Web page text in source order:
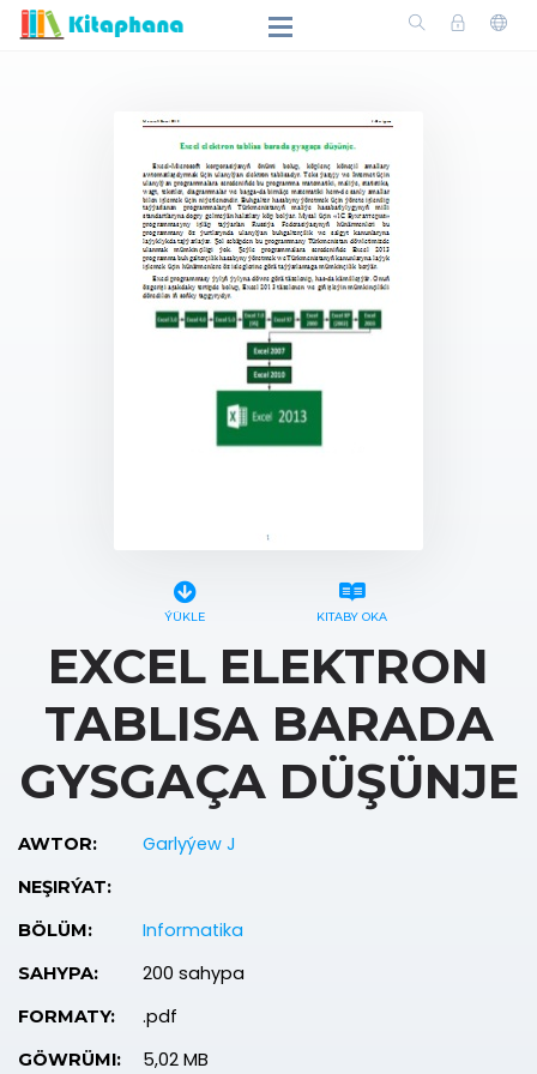
ÝÜKLE KITABY OKA
EXCEL ELEKTRON
TABLISA BARADA
GYSGAÇA DÜŞÜNJE
AWTOR: Garlyýew J
NEŞIRÝAT:
BÖLÜM:
Informatika
SAHYPA: 200 sahypa
FORMATY: .pdf
GÖWRÜMI: 5,02 MB